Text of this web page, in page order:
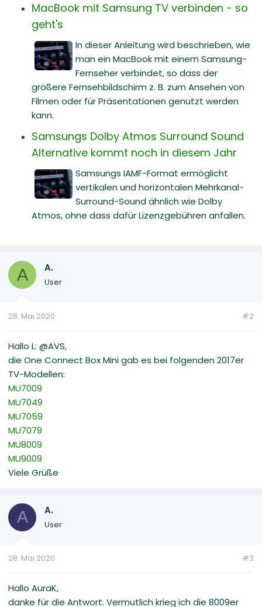
MacBook mit Samsung TV verbinden - so
geht's
In dieser Anleitung wird beschrieben, wie
man ein MacBook mit einem Samsung-
Fernseher verbindet, so dass der
größere Fernsehbildschirm z. B. zum Ansehen von
Filmen oder für Präsentationen genutzt werden
kann.
Samsungs Dolby Atmos Surround Sound
Alternative kommt noch in diesem Jahr
Samsungs IAMF-Format ermöglicht
vertikalen und horizontalen Mehrkanal-
Surround-Sound ähnlich wie Dolby
Atmos, ohne dass dafür Lizenzgebühren anfallen.
A A.
User
28. Mai 2020 #2
Hallo L: @AVS,
die One Connect Box Mini gab es bei folgenden 2017er
TV-Modellen:
MU7009
MU7049
MU7059
MU7079
MU8009
MU9009
Viele Grüße
A A.
User
28. Mai 2020 #3
Hallo AuraK,
danke für die Antwort. Vermutlich krieg ich die 8009er